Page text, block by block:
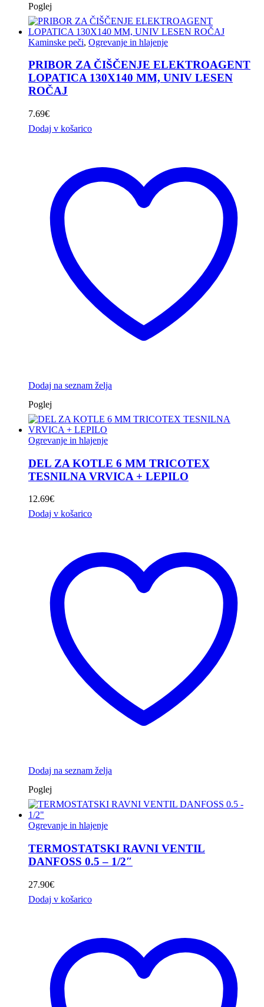
Poglej
Kaminske peči, Ogrevanje in hlajenje
PRIBOR ZA ČIŠČENJE ELEKTROAGENT
LOPATICA 130X140 MM, UNIV LESEN
ROČAJ
7.69€
Dodaj v košarico
Dodaj na seznam želja
Poglej
Ogrevanje in hlajenje
DEL ZA KOTLE 6 MM TRICOTEX
TESNILNA VRVICA + LEPILO
12.69€
Dodaj v košarico
Dodaj na seznam želja
Poglej
Ogrevanje in hlajenje
TERMOSTATSKI RAVNI VENTIL
DANFOSS 0.5 – 1/2″
27.90€
Dodaj v košarico